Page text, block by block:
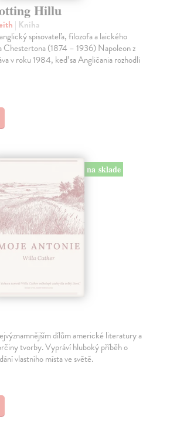
Hillu
| Kniha
spisovateľa, filozofa a laického
Chestertona (1874 – 1936) Napoleon z
v roku 1984, keď sa Angličania rozhodli
na sklade
dílům americké literatury a
tvorby. Vypráví hluboký příběh o
vlastního místa ve světě.